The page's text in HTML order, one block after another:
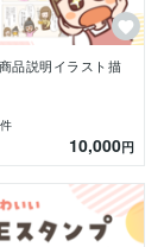
ザイン、挿
お取引して
ターとして
品説明イラスト描
件
10,000円